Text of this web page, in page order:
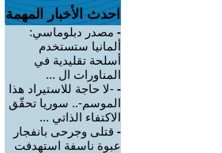
احدث الأخبار المهمة
- مصدر دبلوماسي:
ألمانيا ستستخدم
أسلحة تقليدية في
المناورات ال ...
- -لا حاجة للاستيراد هذا
الموسم-.. سوريا تحقّق
الاكتفاء الذاتي ...
- قتلى وجرحى بانفجار
عبوة ناسفة استهدفت